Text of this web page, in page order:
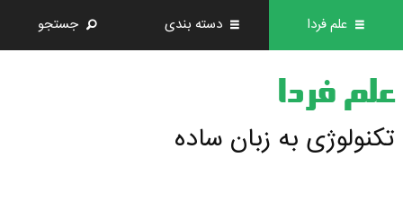
علم فردا دسته بندی جستجو
علم فردا
تکنولوژی به زبان ساده